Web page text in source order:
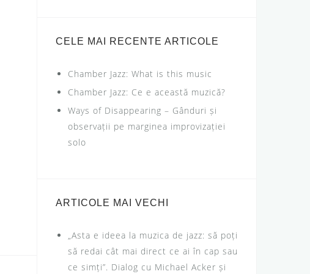
c
CELE MAI RECENTE ARTICOLE
Chamber Jazz: What is this music
Chamber Jazz: Ce e această muzică?
Ways of Disappearing – Gânduri și
observații pe marginea improvizației
solo
ARTICOLE MAI VECHI
„Asta e ideea la muzica de jazz: să poți
să redai cât mai direct ce ai în cap sau
ce simți”. Dialog cu Michael Acker și